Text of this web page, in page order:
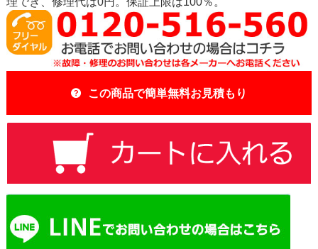
この商品で簡単無料お見積もり